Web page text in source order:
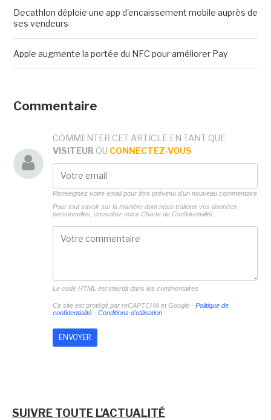
Decathlon déploie une app d'encaissement mobile auprès de
ses vendeurs
Apple augmente la portée du NFC pour améliorer Pay
Commentaire
COMMENTER CET ARTICLE EN TANT QUE
VISITEUR OU CONNECTEZ-VOUS
Renseignez votre email pour être prévenu d'un nouveau commentaire
Pour tout savoir sur la manière dont nous traitons vos données
personnelles, consultez notre Charte de Confidentialité.
Le code HTML est interdit dans les commentaires
Ce site est protégé par reCAPTCHA et Google - Politique de
confidentialité- Conditions d'utilisation
SUIVRE TOUTE L'ACTUALITÉ